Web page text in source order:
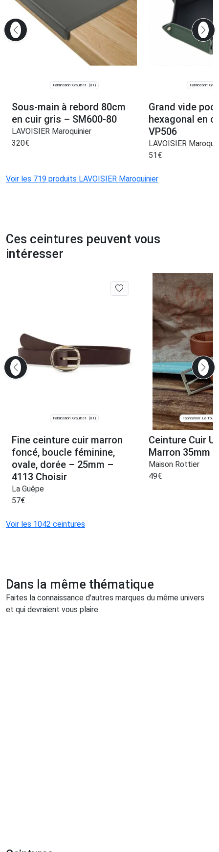
Fabrication: Graulhet (81)
Sous-main à rebord 80cm
en cuir gris – SM600-80
LAVOISIER Maroquinier
320€
Fabrication:
Grand vide
hexagonal en
VP506
LAVOISIER
51 €
Voir les 719 produits LAVOISIER Maroquinier
Ces ceintures peuvent vous
intéresser
Fabrication: Graulhet (81)
Fine ceinture cuir marron
foncé, boucle féminine,
ovale, dorée – 25mm –
4113 Choisir
La Guêpe
57€
Fabrication: La Tour
Ceinture Cuir
Marron 35mm
Maison Rottier
49€
Voir les 1042 ceintures
Dans la même thématique
Faites la connaissance d'autres marques du même univers
et qui devraient vous plaire